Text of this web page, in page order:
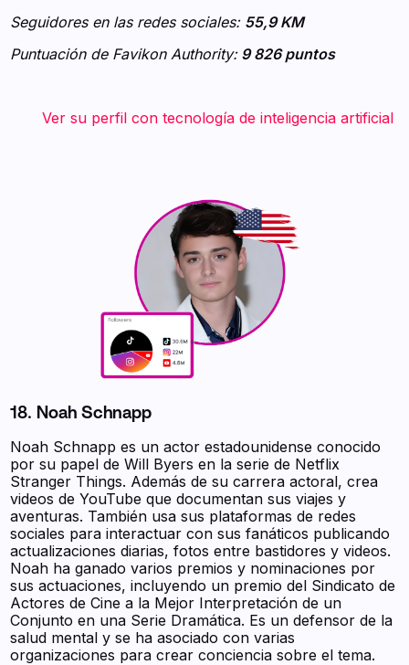
Seguidores en las redes sociales: 55,9 KM
Puntuación de Favikon Authority:9 826 puntos
‍ ‍ ‍ ‍ ‍ ‍ ‍ Ver su perfil con tecnología de inteligencia artificial
18. Noah Schnapp
Noah Schnapp es un actor estadounidense conocido
por su papel de Will Byers en la serie de Netflix
Stranger Things. Además de su carrera actoral, crea
videos de YouTube que documentan sus viajes y
aventuras. También usa sus plataformas de redes
sociales para interactuar con sus fanáticos publicando
actualizaciones diarias, fotos entre bastidores y videos.
Noah ha ganado varios premios y nominaciones por
sus actuaciones, incluyendo un premio del Sindicato de
Actores de Cine a la Mejor Interpretación de un
Conjunto en una Serie Dramática. Es un defensor de la
salud mental y se ha asociado con varias
organizaciones para crear conciencia sobre el tema.